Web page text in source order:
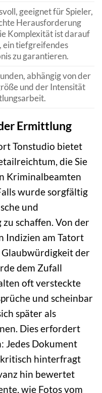
geeignet für Spieler,
Herausforderung
Komplexität ist darauf
ein tiefgreifendes
zu garantieren.
abhängig von der
und der Intensität
Ermittlung
Tonstudio bietet
die Sie
Kriminalbeamten
wurde sorgfältig
und
schaffen. Von der
Indizien am Tatort
Glaubwürdigkeit der
dem Zufall
oft versteckte
und scheinbar
später als
Dies erfordert
Jedes Dokument
kritisch hinterfragt
hin bewertet
wie Fotos vom